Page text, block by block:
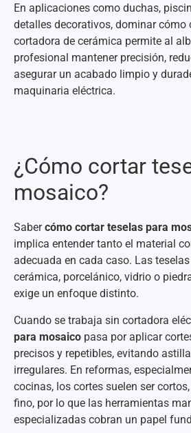
En aplicaciones como duchas,
detalles decorativos, dominar cómo
cortadora de cerámica permite al
profesional mantener precisión,
asegurar un acabado limpio y
maquinaria eléctrica.
¿Cómo cortar
mosaico?
Sabercómo cortar teselas para
implica entender tanto el material
adecuada en cada caso. Las
cerámica, porcelánico, vidrio o
exige un enfoque distinto.
Cuando se trabaja sin cortadora
para mosaico pasa por aplicar
precisos y repetibles, evitando
irregulares. En reformas,
cocinas, los cortes suelen ser
fino, por lo que las herramientas
especializadas cobran un papel